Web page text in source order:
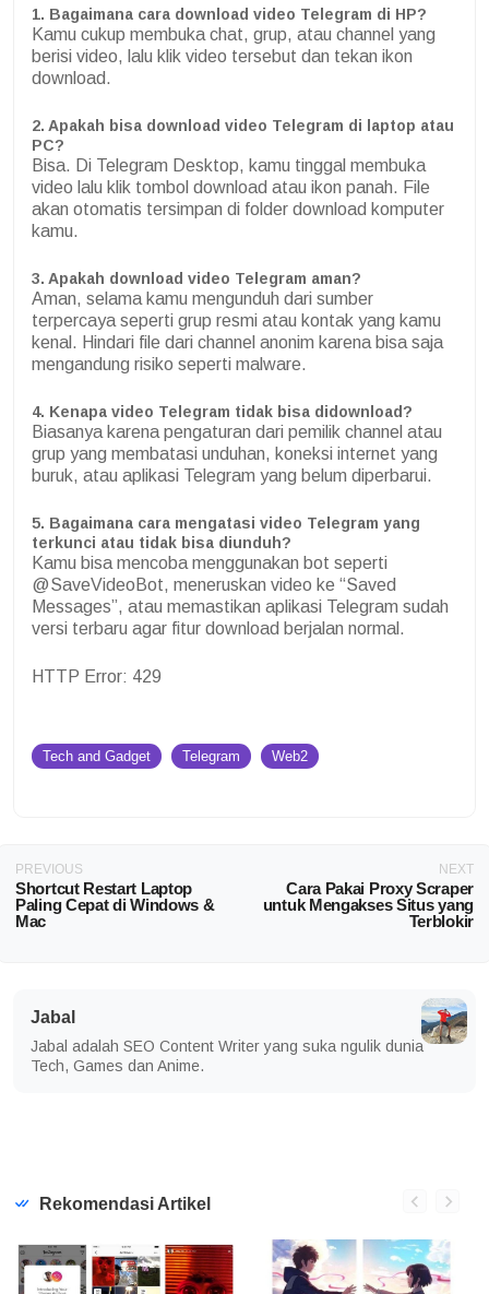
1. Bagaimana cara download video Telegram di HP?
Kamu cukup membuka chat, grup, atau channel yang
berisi video, lalu klik video tersebut dan tekan ikon
download.
2. Apakah bisa download video Telegram di laptop atau
PC?
Bisa. Di Telegram Desktop, kamu tinggal membuka
video lalu klik tombol download atau ikon panah. File
akan otomatis tersimpan di folder download komputer
kamu.
3. Apakah download video Telegram aman?
Aman, selama kamu mengunduh dari sumber
terpercaya seperti grup resmi atau kontak yang kamu
kenal. Hindari file dari channel anonim karena bisa saja
mengandung risiko seperti malware.
4. Kenapa video Telegram tidak bisa didownload?
Biasanya karena pengaturan dari pemilik channel atau
grup yang membatasi unduhan, koneksi internet yang
buruk, atau aplikasi Telegram yang belum diperbarui.
5. Bagaimana cara mengatasi video Telegram yang
terkunci atau tidak bisa diunduh?
Kamu bisa mencoba menggunakan bot seperti
@SaveVideoBot, meneruskan video ke “Saved
Messages”, atau memastikan aplikasi Telegram sudah
versi terbaru agar fitur download berjalan normal.
HTTP Error: 429
Tech and Gadget Telegram Web2
PREVIOUS
Shortcut Restart Laptop
Paling Cepat di Windows &
Mac
NEXT
Cara Pakai Proxy Scraper
untuk Mengakses Situs yang
Terblokir
Jabal
Jabal adalah SEO Content Writer yang suka ngulik dunia
Tech, Games dan Anime.
Rekomendasi Artikel